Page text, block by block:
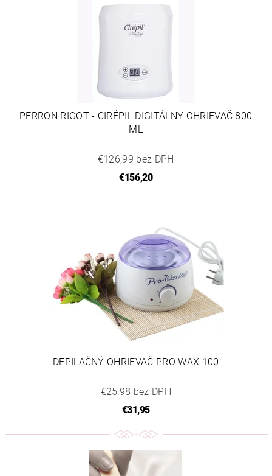
PERRON RIGOT - CIRÉPIL DIGITÁLNY OHRIEVAČ 800
ML
€126,99 bez DPH
€156,20
DEPILAČNÝ OHRIEVAČ PRO WAX 100
€25,98 bez DPH
€31,95